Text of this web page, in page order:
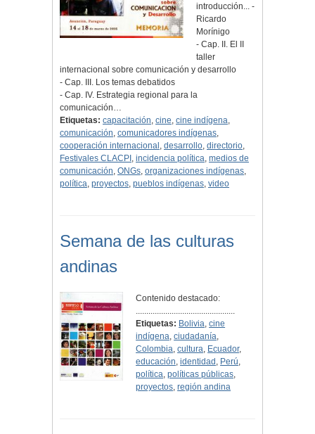
introducción... -
Ricardo
Morínigo
- Cap. II. El II
taller
internacional sobre comunicación y desarrollo
- Cap. III. Los temas debatidos
- Cap. IV. Estrategia regional para la
comunicación…
Etiquetas: capacitación, cine, cine indígena,
comunicación, comunicadores indígenas,
cooperación internacional , desarrollo, directorio,
Festivales CLACPI , incidencia política, medios de
comunicación, ONGs, organizaciones indígenas,
política, proyectos, pueblos indígenas, video
Semana de las culturas
andinas
Contenido destacado:
...............................................
Etiquetas: Bolivia,cine
indígena,ciudadanía,
Colombia,cultura, Ecuador,
educación,identidad , Perú,
política,políticas públicas,
proyectos,región andina